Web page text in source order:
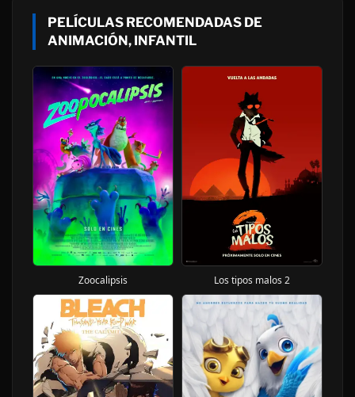
PELÍCULAS RECOMENDADAS DE
ANIMACIÓN, INFANTIL
Zoocalipsis Los tipos malos 2